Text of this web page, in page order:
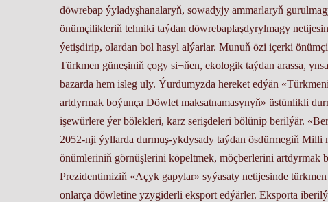
döwrebap ýyladyşhanalaryň, sowadyjy ammarlaryň
önümçilikleriň tehniki taýdan döwrebaplaşdyrylmagy
ýetişdirip, olardan bol hasyl alýarlar. Munuň özi içerki
Türkmen güneşiniň çogy si¬ňen, ekologik taýdan arassa,
bazarda hem isleg uly. Ýurdumyzda hereket edýän
artdyrmak boýunça Döwlet maksatnamasynyň» üstünlikli
işewürlere ýer bölekleri, karz serişdeleri bölünip berilýär.
2052-nji ýyllarda durmuş-ykdysady taýdan ösdürmegiň Milli
önümleriniň görnüşlerini köpeltmek, möçberlerini
Prezidentimiziň «Açyk gapylar» syýasaty netijesinde
onlarça döwletine yzygiderli eksport edýärler. Eksporta